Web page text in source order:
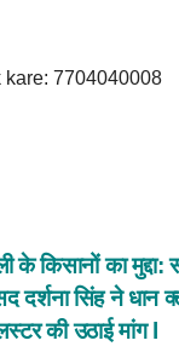
7704040008
किसानों का मुद्दा:
दर्शना सिंह ने धान
की उठाई मांग l